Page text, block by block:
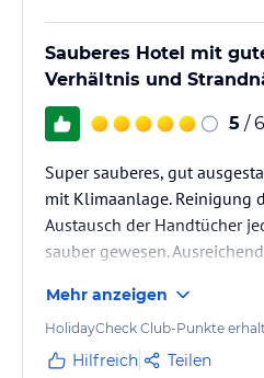
sind ebenfalls leicht erreichbar.
Hinweis: Verfasst von
Angaben ohne Gewähr. Bitte lies
verbindlichen
Sauberes Hotel mit
Verhältnis und
5 / 6
Super sauberes, gut
mit Klimaanlage. Reinigung
Austausch der Handtücher
sauber gewesen.
ebenso fein gewesen.
Tagen stets ohne Aufpreis
Mehr anzeigen
HolidayCheck Club-Punkte
Hilfreich Teilen